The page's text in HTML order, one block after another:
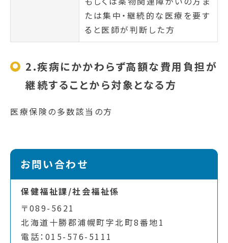
たは集中・継続的な医療を要す
ると医師が判断した方
2.疾病にかかわらず高額な費用負担が
継続することから対象となる方
医療保険の多数該当の方
お問い合わせ
保健福祉課/社会福祉係
〒089-5621
北海道十勝郡浦幌町字北町8番地1
電話：015-576-5111